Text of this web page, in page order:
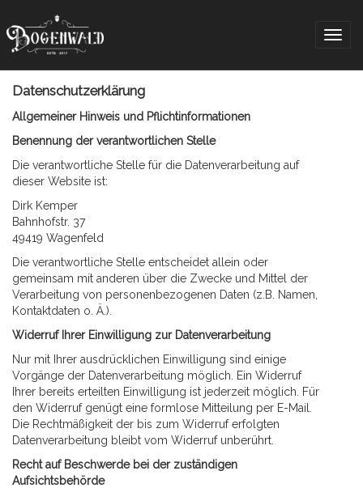
Datenschutzerklärung
Allgemeiner Hinweis und Pflichtinformationen
Benennung der verantwortlichen Stelle
Die verantwortliche Stelle für die Datenverarbeitung auf
dieser Website ist:
Dirk Kemper
Bahnhofstr. 37
49419 Wagenfeld
Die verantwortliche Stelle entscheidet allein oder
gemeinsam mit anderen über die Zwecke und Mittel der
Verarbeitung von personenbezogenen Daten (z.B. Namen,
Kontaktdaten o. Ä.).
Widerruf Ihrer Einwilligung zur Datenverarbeitung
Nur mit Ihrer ausdrücklichen Einwilligung sind einige
Vorgänge der Datenverarbeitung möglich. Ein Widerruf
Ihrer bereits erteilten Einwilligung ist jederzeit möglich. Für
den Widerruf genügt eine formlose Mitteilung per E-Mail.
Die Rechtmäßigkeit der bis zum Widerruf erfolgten
Datenverarbeitung bleibt vom Widerruf unberührt.
Recht auf Beschwerde bei der zuständigen
Aufsichtsbehörde